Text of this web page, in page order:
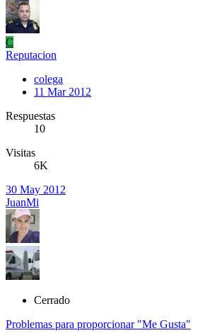
C
Reputacion
colega
11 Mar 2012
Respuestas
10
Visitas
6K
30 May 2012
JuanMi
Cerrado
Problemas para proporcionar "Me Gusta"